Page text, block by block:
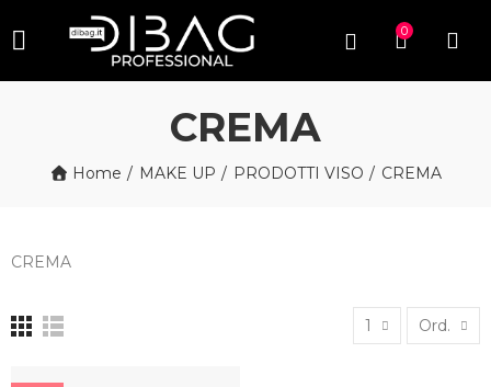
0
CREMA
Home MAKE UP PRODOTTI VISO CREMA
CREMA
1 Ord.